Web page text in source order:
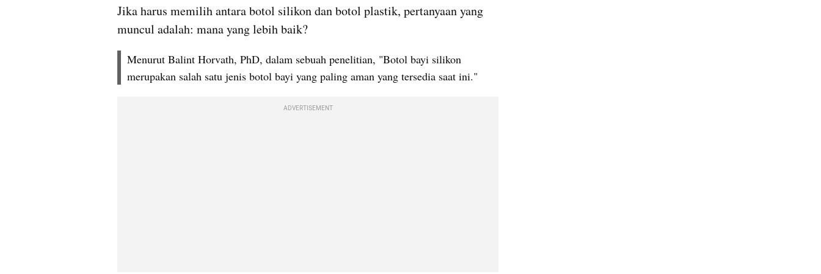
Jika harus memilih antara botol silikon dan botol plastik, pertanyaan yang
muncul adalah: mana yang lebih baik?
Menurut Balint Horvath, PhD, dalam sebuah penelitian, "Botol bayi silikon
merupakan salah satu jenis botol bayi yang paling aman yang tersedia saat ini."
ADVERTISEMENT